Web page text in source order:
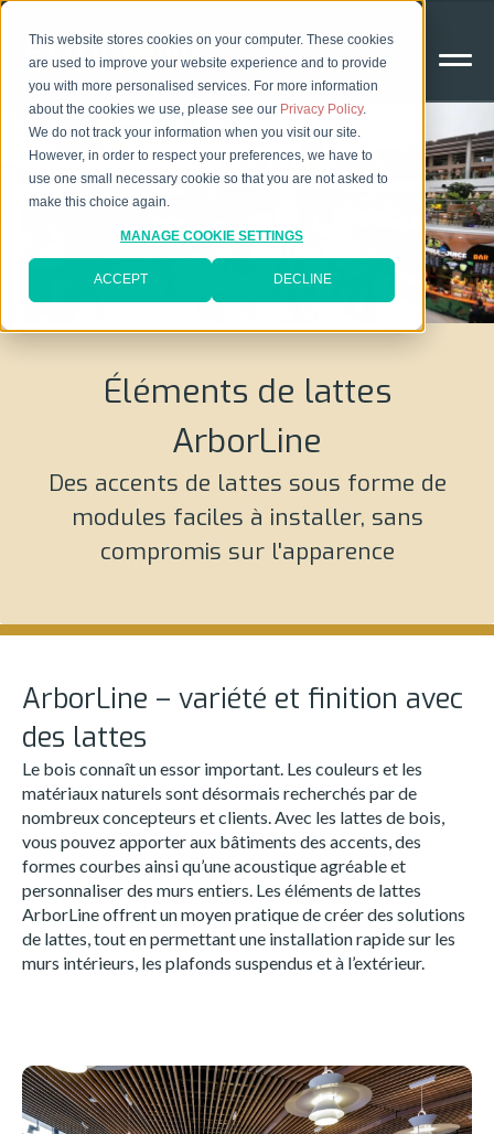
This website stores cookies on your computer. These cookies
are used to improve your website experience and to provide
you with more personalised services. For more information
about the cookies we use, please see our Privacy Policy.
We do not track your information when you visit our site.
However, in order to respect your preferences, we have to
use one small necessary cookie so that you are not asked to
make this choice again.
MANAGE COOKIE SETTINGS
ACCEPT DECLINE
Éléments de lattes
ArborLine
Des accents de lattes sous forme de
modules faciles à installer, sans
compromis sur l'apparence
ArborLine – variété et finition avec
des lattes
Le bois connaît un essor important. Les couleurs et les
matériaux naturels sont désormais recherchés par de
nombreux concepteurs et clients. Avec les lattes de bois,
vous pouvez apporter aux bâtiments des accents, des
formes courbes ainsi qu’une acoustique agréable et
personnaliser des murs entiers. Les éléments de lattes
ArborLine offrent un moyen pratique de créer des solutions
de lattes, tout en permettant une installation rapide sur les
murs intérieurs, les plafonds suspendus et à l’extérieur.